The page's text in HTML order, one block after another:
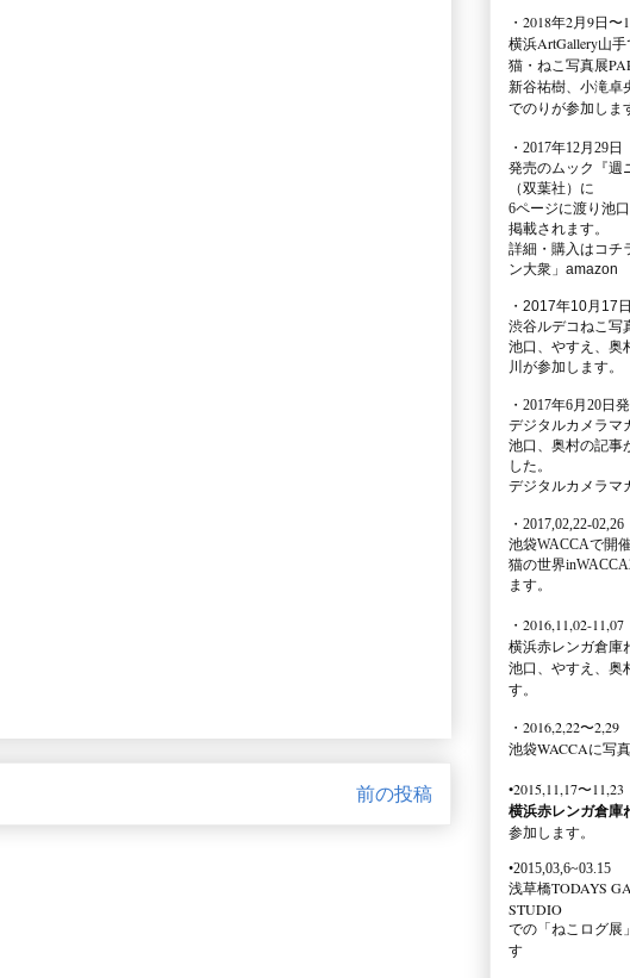
前の投稿
・2018年2月9日〜
横浜ArtGallery山手
猫・ねこ写真展
新谷祐樹、小滝卓
でのりが参加しま
・ 2017年12月29日
発売のムック
『
（双葉社）に
6ページに渡り 池
掲載されます。
詳細・購入はコ
ン大衆」amazon
・2017年10月17
渋谷ルデコねこ写
池口、やすえ、奥
川が参加します。
・2017年6月20日
デジタルカメラマ
池口、奥村の記事
した。
デジタルカメラマ
・2017,02,22-02,26
池袋WACCAで開
猫の世界
ます。
・2016,11,02-11,07
横浜赤レンガ倉庫
池口、やすえ、奥
す。
・2016,2,22〜2,29
池袋WACCAに写
•2015,11,17〜11,23
横浜赤レンガ倉庫
参加します。
•2015,03,6~03.15
浅草橋TODAYS
STUDIO
での 「ねこログ展
す